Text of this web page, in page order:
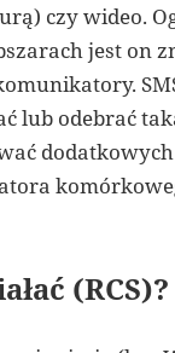
czy wideo.
jest on
lub odebrać
(RCS)?